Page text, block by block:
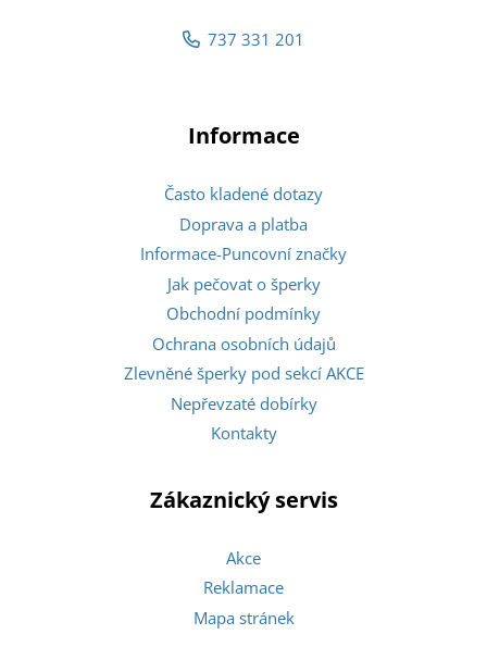
737 331 201
Informace
Často kladené dotazy
Doprava a platba
Informace-Puncovní značky
Jak pečovat o šperky
Obchodní podmínky
Ochrana osobních údajů
Zlevněné šperky pod sekcí AKCE
Nepřevzaté dobírky
Kontakty
Zákaznický servis
Akce
Reklamace
Mapa stránek